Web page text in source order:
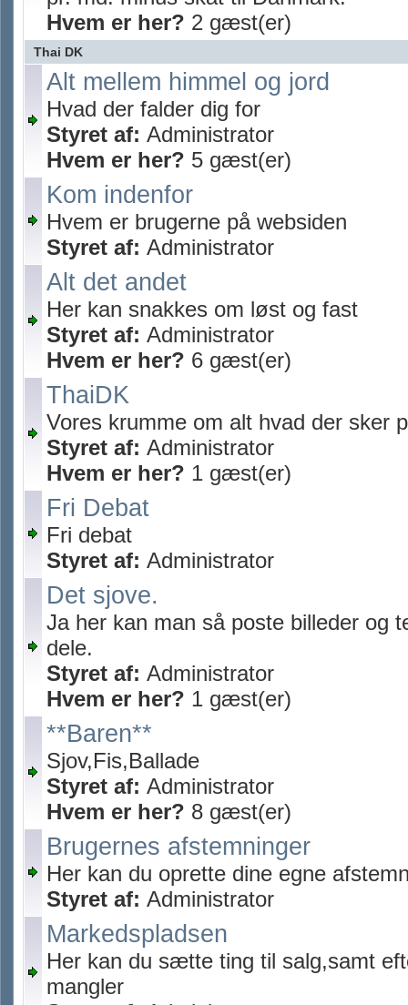
Hvem er her? 2 gæst(er)
Thai DK
Alt mellem himmel og jord
Hvad der falder dig for
Styret af: Administrator
Hvem er her? 5 gæst(er)
Kom indenfor
Hvem er brugerne på websiden
Styret af: Administrator
Alt det andet
Her kan snakkes om løst og fast
Styret af: Administrator
Hvem er her? 6 gæst(er)
ThaiDK
Vores krumme om alt hvad der sker
Styret af: Administrator
Hvem er her? 1 gæst(er)
Fri Debat
Fri debat
Styret af: Administrator
Det sjove.
Ja her kan man så poste billeder og
dele.
Styret af: Administrator
Hvem er her? 1 gæst(er)
**Baren**
Sjov,Fis,Ballade
Styret af: Administrator
Hvem er her? 8 gæst(er)
Brugernes afstemninger
Her kan du oprette dine egne
Styret af: Administrator
Markedspladsen
Her kan du sætte ting til salg,samt
mangler